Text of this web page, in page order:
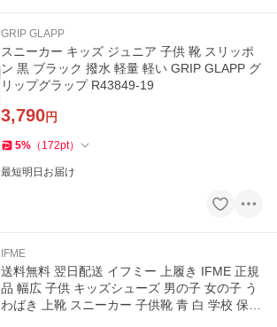
GRIP GLAPP
スニーカー キッズ ジュニア 子供 靴 スリッポ
ン 黒 ブラック 撥水 軽量 軽い GRIP GLAPP グ
リップグラップ R43849-19
3,790円
5% （ 172pt）
最短明日お届け
IFME
送料無料 翌日配送 イフミー 上履き IFME 正規
品 幅広 子供 キッズシューズ 男の子 女の子 う
わばき 上靴 スニーカー 子供靴 青 白 学校 保育